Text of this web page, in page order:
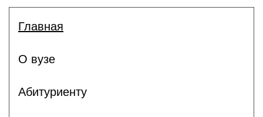
Главная
О вузе
Абитуриенту